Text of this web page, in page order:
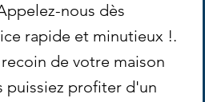
nous dès
rapide et minutieux !.
de votre maison
puissiez profiter d'un